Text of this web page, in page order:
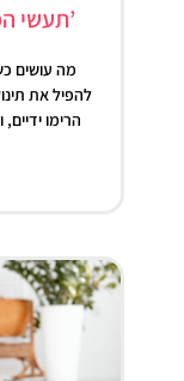
’תעשי
מה עושים
להפיל את
הרימו